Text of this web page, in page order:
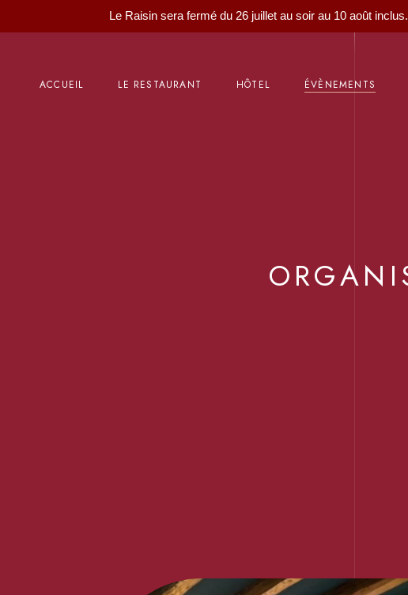
Le Raisin sera fermé du 26 juillet au soir au 10 août
ACCUEIL LE RESTAURANT HÔTEL ÉVÈNEMENTS